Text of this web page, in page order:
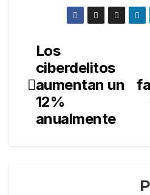
Navegación
de
entradas
Los
ciberdelitos
aumentan un
12%
anualmente